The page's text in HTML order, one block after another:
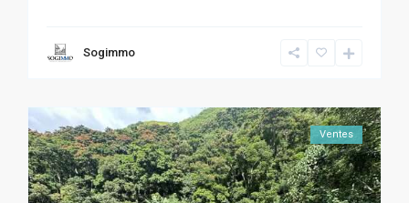
Sogimmo
Ventes